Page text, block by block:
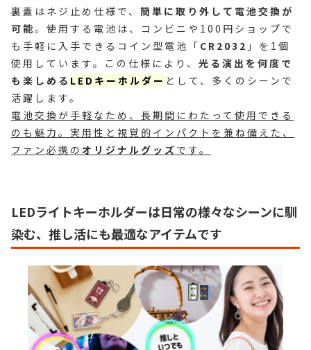
裏蓋はネジ止め仕様で、 簡単に取り外して電池交換が
可能。使用する電池は、コンビニや100円ショップで
も手軽に入手できるコイン型電池「 CR2032 」を1個
使用しています。この仕様により、 光る演出を何度で
も楽しめる LEDキーホルダー として、多くのシーンで
活躍します。
電池交換が手軽なため、長期間にわたって使用できる
のも魅力。実用性と視覚的インパクトを兼ね備えた、
ファン必携の オリジナルグッズ です。
LEDライトキーホルダーは日常の様々なシーンに馴
染む、推し活にも最適なアイテムです